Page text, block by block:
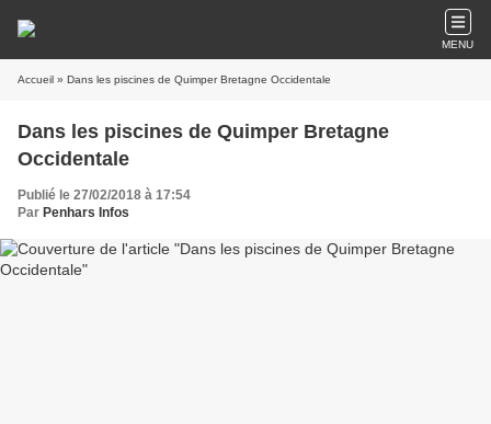
MENU
Accueil » Dans les piscines de Quimper Bretagne Occidentale
Dans les piscines de Quimper Bretagne
Occidentale
Publié le 27/02/2018 à 17:54
Par Penhars Infos